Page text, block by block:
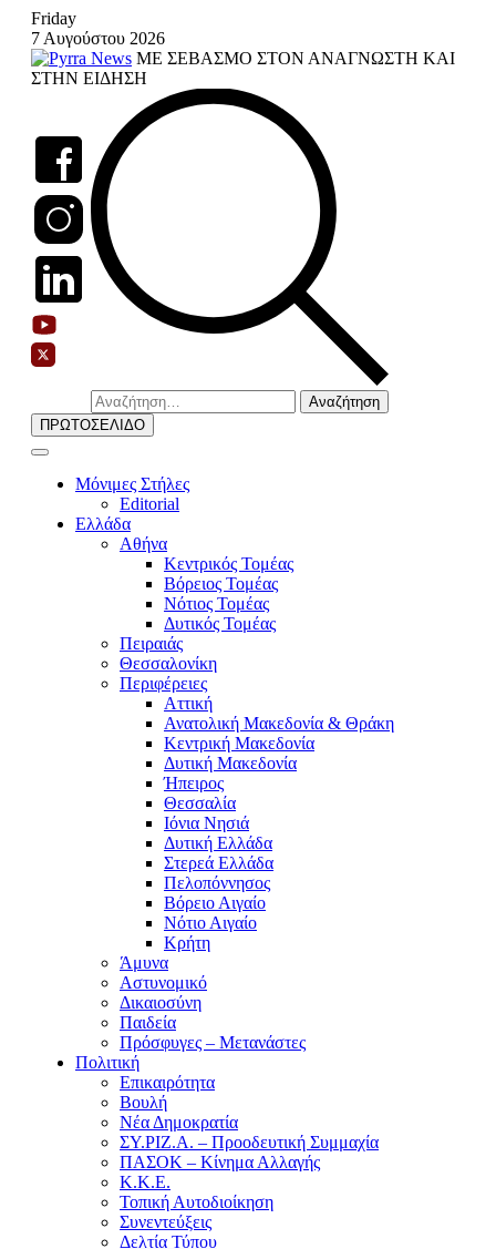
Skip
content
Friday
7 Αυγούστου 2026
ΜΕ ΣΕΒΑΣΜΟ ΣΤΟΝ ΑΝΑΓΝΩΣΤΗ ΚΑΙ
ΣΤΗΝ ΕΙΔΗΣΗ
Αναζήτηση
για:
ΠΡΩΤΟΣΕΛΙΔΟ
Μόνιμες Στήλες
Editorial
Ελλάδα
Αθήνα
Κεντρικός Τομέας
Βόρειος Τομέας
Νότιος Τομέας
Δυτικός Τομέας
Πειραιάς
Θεσσαλονίκη
Περιφέρειες
Αττική
Ανατολική Μακεδονία & Θράκη
Κεντρική Μακεδονία
Δυτική Μακεδονία
Ήπειρος
Θεσσαλία
Ιόνια Νησιά
Δυτική Ελλάδα
Στερεά Ελλάδα
Πελοπόννησος
Βόρειο Αιγαίο
Νότιο Αιγαίο
Κρήτη
Άμυνα
Αστυνομικό
Δικαιοσύνη
Παιδεία
Πρόσφυγες – Μετανάστες
Πολιτική
Επικαιρότητα
Βουλή
Νέα Δημοκρατία
ΣΥ.ΡΙΖ.Α. – Προοδευτική Συμμαχία
ΠΑΣΟΚ – Κίνημα Αλλαγής
Κ.Κ.Ε.
Τοπική Αυτοδιοίκηση
Συνεντεύξεις
Δελτία Τύπου